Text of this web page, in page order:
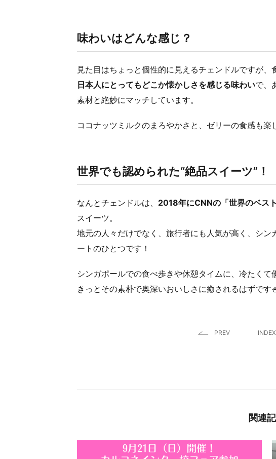
味わいはどんな感じ？
見た目はちょっと個性的に見えるチェンドルですが、
日本人にとってもどこか懐かしさを感じる味わいで、
素材と絶妙にマッチしています。
ココナッツミルクのまろやかさと、ゼリーの食感も楽
世界でも認められた“絶品スイーツ”！
なんとチェンドルは、 2018年にCNNの「世界のベス
スイーツ。
地元の人々だけでなく、旅行者にも人気が高く、シ
ートのひとつです！
シンガポールでの食べ歩きや休憩タイムに、冷たく
きっとその素朴で奥深いおいしさに癒されるはずです
PREV INDEX
関連